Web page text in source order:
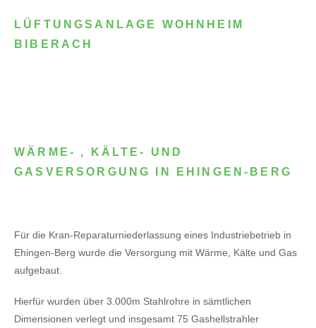
LÜFTUNGSANLAGE WOHNHEIM
BIBERACH
WÄRME- , KÄLTE- UND
GASVERSORGUNG IN EHINGEN-BERG
Für die Kran-Reparaturniederlassung eines Industriebetrieb in
Ehingen-Berg wurde die Versorgung mit Wärme, Kälte und Gas
aufgebaut.
Hierfür wurden über 3.000m Stahlrohre in sämtlichen
Dimensionen verlegt und insgesamt 75 Gashellstrahler